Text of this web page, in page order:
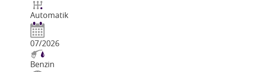
Automatik
07/2026
Benzin